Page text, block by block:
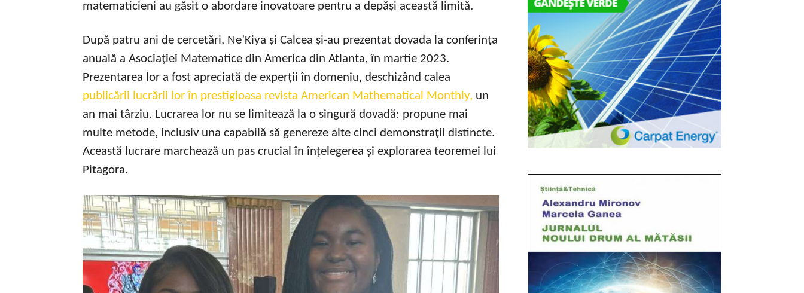
matematicieni au găsit o abordare inovatoare pentru a depăși această limită.
După patru ani de cercetări, Ne’Kiya și Calcea și-au prezentat dovada la conferința
anuală a Asociației Matematice din America din Atlanta, în martie 2023.
Prezentarea lor a fost apreciată de experții în domeniu, deschizând calea
publicării lucrării lor în prestigioasa revista American Mathematical Monthly, un
an mai târziu. Lucrarea lor nu se limitează la o singură dovadă: propune mai
multe metode, inclusiv una capabilă să genereze alte cinci demonstrații distincte.
Această lucrare marchează un pas crucial în înțelegerea și explorarea teoremei lui
Pitagora.